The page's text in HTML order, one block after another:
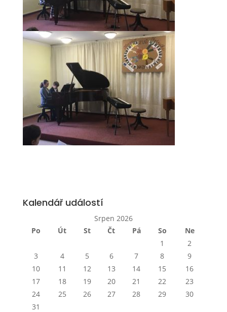
Kalendář událostí
Srpen 2026
Po
Út St Čt Pá So
Ne
1
2
3
4 5 6 7 8
9
10
11 12 13 14 15
16
17
18 19 20 21 22
23
24
25 26 27 28 29
30
31